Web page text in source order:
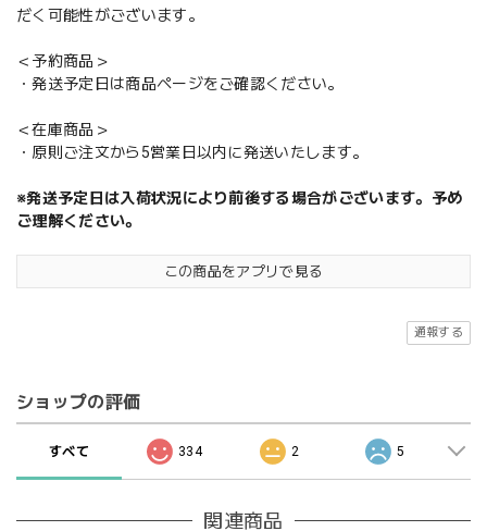
だく可能性がございます。
＜予約商品＞
・発送予定日は商品ページをご確認ください。
＜在庫商品＞
・原則ご注文から5営業日以内に発送いたします。
※発送予定日は入荷状況により前後する場合がございます。予め
ご理解ください。
この商品をアプリで見る
通報する
ショップの評価
すべて 334 2 5
関連商品